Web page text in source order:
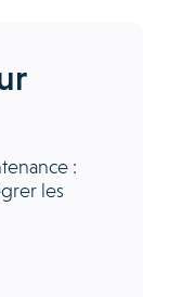
:
les